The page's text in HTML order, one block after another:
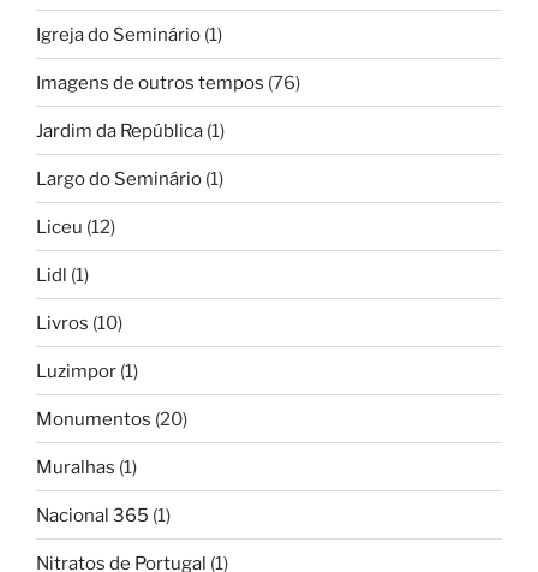
Igreja do Seminário (1)
Imagens de outros tempos (76)
Jardim da República (1)
Largo do Seminário (1)
Liceu (12)
Lidl (1)
Livros (10)
Luzimpor (1)
Monumentos (20)
Muralhas (1)
Nacional 365 (1)
Nitratos de Portugal (1)